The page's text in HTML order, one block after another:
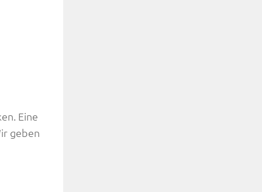
Eine
geben